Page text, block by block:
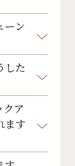
が舞う
ことは
気温は3
でお問
：0279-
がござ
までご
)
などの
。
いませ
のりま
います。
ビニを
イパス店
6
ーン
要です。
お勧め
した
り送迎
一報下
クア
ます